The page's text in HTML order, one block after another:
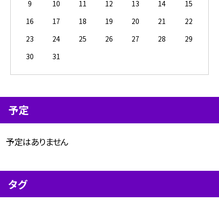
9
10 11 12 13 14
15
16
17 18 19 20 21
22
23
24 25 26 27 28
29
30
31
予定
予定はありません
タグ